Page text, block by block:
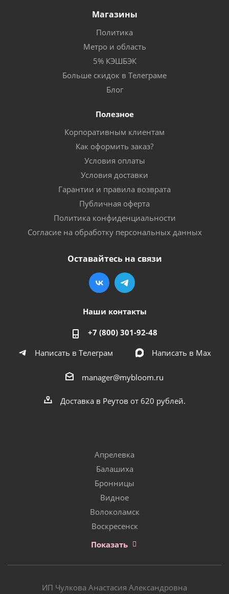
Магазины
Политика
Метро и область
5% КЭШБЭК
Больше скидок в Телеграме
Блог
Полезное
Корпоративным клиентам
Как оформить заказ?
Условия оплаты
Условия доставки
Гарантии и правила возврата
Публичная оферта
Политика конфиденциальности
Согласие на обработку персональных данных
Оставайтесь на связи
Наши контакты
+7 (800) 301-92-48
Написать в Телеграм
Написать в Мах
manager@mybloom.ru
Доставка в Реутов от 620 рублей.
Апрелевка
Балашиха
Бронницы
Видное
Волоколамск
Воскресенск
Показать
ИП Чулкова Анастасия Александровна